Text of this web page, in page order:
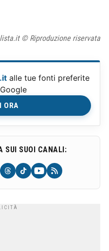
© Riproduzione riservata
alle tue fonti preferite
ORA
SUI SUOI CANALI: